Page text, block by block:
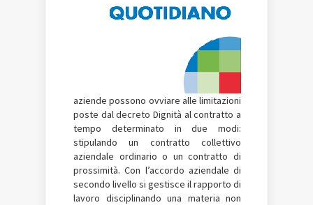
aziende possono ovviare alle limitazioni
poste dal decreto Dignità al contratto a
tempo determinato in due modi:
stipulando un contratto collettivo
aziendale ordinario o un contratto di
prossimità. Con l’accordo aziendale di
secondo livello si gestisce il rapporto di
lavoro disciplinando una materia non